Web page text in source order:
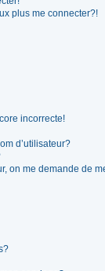
plus me connecter?!
incorrecte!
d’utilisateur?
on me demande de